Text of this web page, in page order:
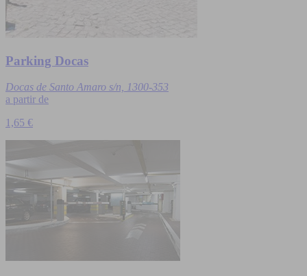
Parking Docas
Docas de Santo Amaro s/n, 1300-353
a partir de
1,65 €